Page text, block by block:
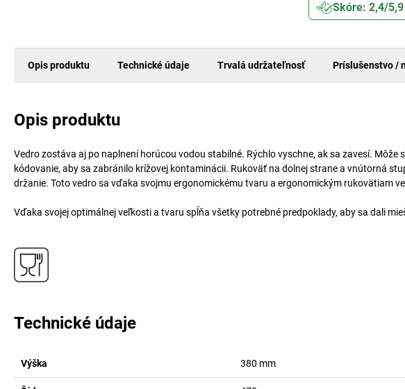
Skóre: 2,4/5,9
Opis produktu Technické údaje Trvalá udržateľnosť Príslušenstvo /
Opis produktu
Vedro zostáva aj po naplnení horúcou vodou stabilné. Rýchlo vyschne, ak sa zavesí.
kódovanie, aby sa zabránilo krížovej kontaminácii. Rukoväť na dolnej strane a vnútorná
držanie. Toto vedro sa vďaka svojmu ergonomickému tvaru a ergonomickým rukovätiam
Vďaka svojej optimálnej veľkosti a tvaru spĺňa všetky potrebné predpoklady, aby sa dali
Technické údaje
Výška 380 mm